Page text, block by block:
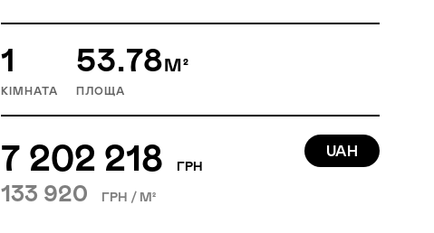
1
КІМНАТА
53.78М²
ПЛОЩА
7 202 218 ГРН
133 920 ГРН / М²
UAH